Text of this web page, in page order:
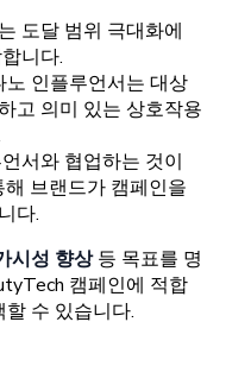
도달 범위 극대화에
니다.
노 인플루언서는 대상
고 의미 있는 상호작용
서와 협업하는 것이
브랜드가 캠페인을
다.
시성 향상등 목표를 명
캠페인에 적합
수 있습니다.